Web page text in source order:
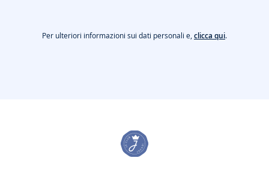
Per ulteriori informazioni sui dati personali e,clicca qui.